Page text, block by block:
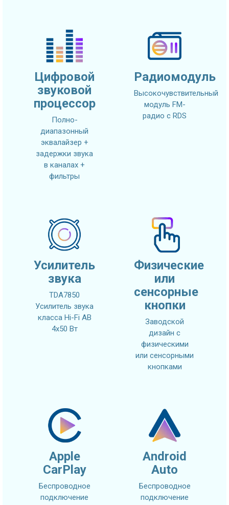
Цифровой
звуковой
процессор
Полно-
диапазонный
эквалайзер +
задержки звука
в каналах +
фильтры
Радиомодуль
Высокочувствительный
модуль FM-
радио с RDS
Усилитель
звука
TDA7850
Усилитель звука
класса Hi-Fi AB
4x50 Вт
Физические
или
сенсорные
кнопки
Заводской
дизайн с
физическими
или сенсорными
кнопками
Apple
CarPlay
Беспроводное
подключение
Android
Auto
Беспроводное
подключение